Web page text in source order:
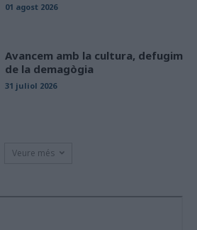
01 agost 2026
Avancem amb la cultura, defugim
de la demagògia
31 juliol 2026
Veure més